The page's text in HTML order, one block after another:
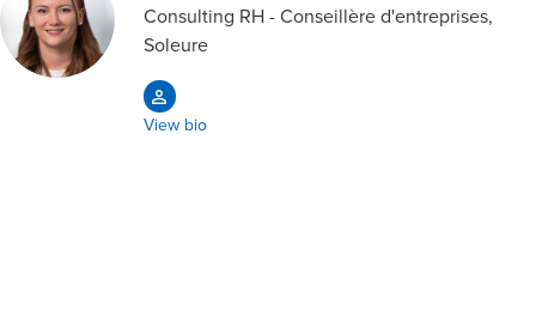
Consulting RH - Conseillère d'entreprises,
Soleure
View bio